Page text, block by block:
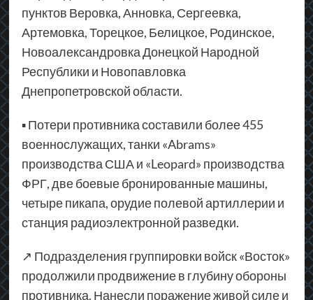
пунктов Веровка, Анновка, Сергеевка,
Артемовка, Торецкое, Белицкое, Родинское,
Новоалександровка Донецкой Народной
Республики и Новопавловка
Днепропетровской области.
▪ Потери противника составили более 455
военнослужащих, танки «Abrams»
производства США и «Leopard» производства
ФРГ, две боевые бронированные машины,
четыре пикапа, орудие полевой артиллерии и
станция радиоэлектронной разведки.
↗ Подразделения группировки войск «Восток»
продолжили продвижение в глубину обороны
противника. Нанесли поражение живой силе и